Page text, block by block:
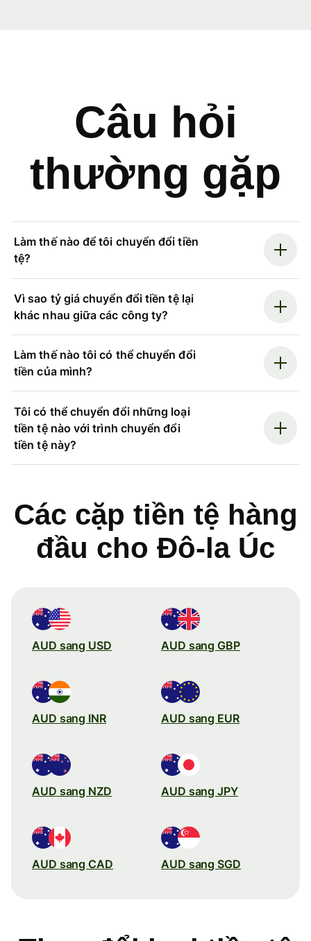
Câu hỏi
thường gặp
Làm thế nào để tôi chuyển đổi tiền
tệ?
Vì sao tỷ giá chuyển đổi tiền tệ lại
khác nhau giữa các công ty?
Làm thế nào tôi có thể chuyển đổi
tiền của mình?
Tôi có thể chuyển đổi những loại
tiền tệ nào với trình chuyển đổi
tiền tệ này?
Các cặp tiền tệ hàng
đầu cho Đô-la Úc
AUD sang USD AUD sang GBP
AUD sang INR AUD sang EUR
AUD sang NZD AUD sang JPY
AUD sang CAD AUD sang SGD